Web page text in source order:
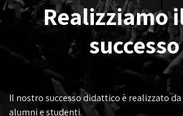
Realizziamo
successo
Il nostro successo didattico è realizzato
alumni e studenti.